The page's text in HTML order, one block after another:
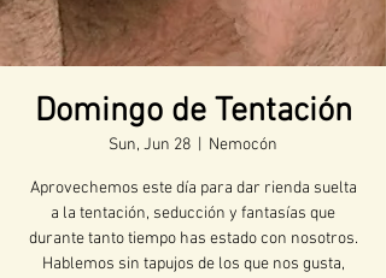
Domingo de Tentación
Sun, Jun 28 Nemocón
Aprovechemos este día para dar rienda suelta
a la tentación, seducción y fantasías que
durante tanto tiempo has estado con nosotros.
Hablemos sin tapujos de los que nos gusta,